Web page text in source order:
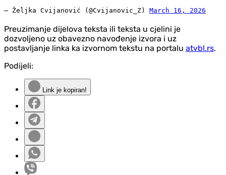
— Željka Cvijanović (@Cvijanovic_Z) March 16, 2026
Preuzimanje dijelova teksta ili teksta u cjelini je
dozvoljeno uz obavezno navođenje izvora i uz
postavljanje linka ka izvornom tekstu na portalu atvbl.rs.
Podijeli:
Link je kopiran!